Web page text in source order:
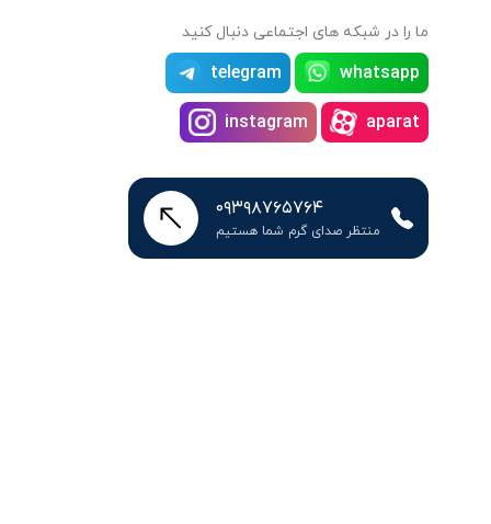
ما را در شبکه های اجتماعی دنبال کنید
whatsapp
telegram
aparat
instagram
۰۹۳۹۸۷۶۵۷۶۴
منتظر صدای گرم شما هستیم